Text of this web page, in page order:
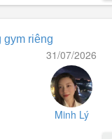
gym riêng
31/07/2026
Minh Lý